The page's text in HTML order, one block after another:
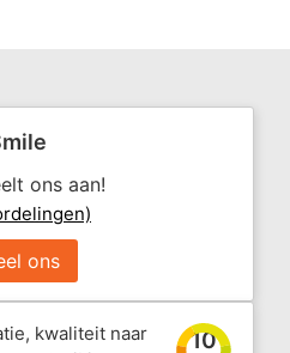
ons aan!
ons
kwaliteit naar
10